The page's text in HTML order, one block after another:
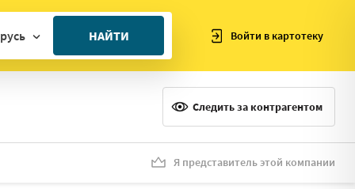
НАЙТИ Войти в картотеку
Следить за контрагентом
Я представитель этой компании